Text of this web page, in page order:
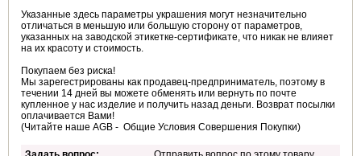
Указанные здесь параметры украшения могут незначительно
отличаться в меньшую или большую сторону от параметров,
указанных на заводской этикетке-сертификате, что никак не влияет
на их красоту и стоимость.
Покупаем без риска!
Мы зарегестрированы как продавец-предприниматель, поэтому в
течении 14 дней вы можете обменять или вернуть по почте
купленное у нас изделие и получить назад деньги. Возврат посылки
оплачивается Вами!
(Читайте наше AGB - Общие Условия Совершения Покупки)